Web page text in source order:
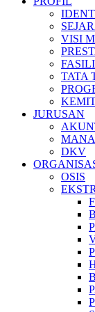
VISI
TATA
JURUSAN
DKV
OSIS